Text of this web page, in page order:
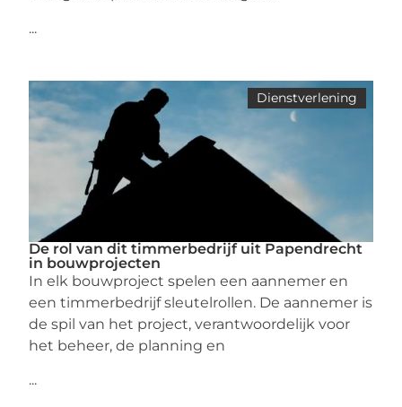
...
Dienstverlening
De rol van dit timmerbedrijf uit Papendrecht
in bouwprojecten
In elk bouwproject spelen een aannemer en
een timmerbedrijf sleutelrollen. De aannemer is
de spil van het project, verantwoordelijk voor
het beheer, de planning en
...